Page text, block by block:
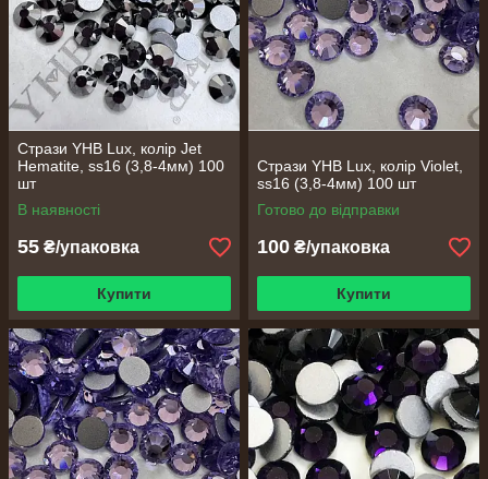
Стрази YHB Lux, колір Jet
Hematite, ss16 (3,8-4мм) 100
шт
В наявності
55 ₴/упаковка
Купити
Стрази YHB Lux, колір Violet,
ss16 (3,8-4мм) 100 шт
Готово до відправки
100 ₴/упаковка
Купити